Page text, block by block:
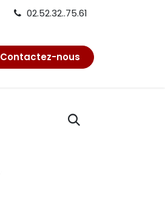
02.52.32..75.61
Contactez-nous